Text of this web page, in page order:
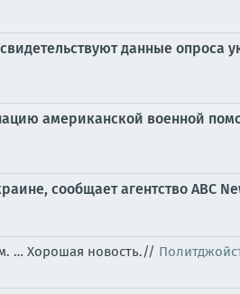
данные опроса
американской военной
сообщает агентство ABC
… Хорошая новость.//